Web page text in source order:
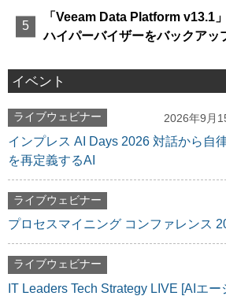
「Veeam Data Platform v13.1
ハイパーバイザーをバックアッ
イベント
ライブウェビナー 2026年9月
インプレス AI Days 2026 対話から自
を再定義するAI
ライブウェビナー
プロセスマイニング コンファレンス
ライブウェビナー
IT Leaders Tech Strategy LIVE [AIエー